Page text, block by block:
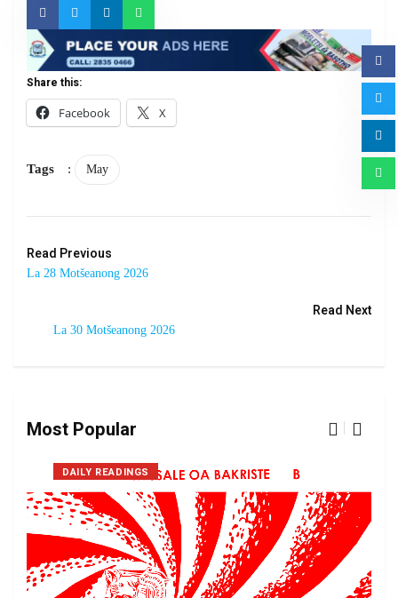
Share this:
Facebook
X
Tags : May
Read Previous
La 28 Motšeanong 2026
Read Next
La 30 Motšeanong 2026
Most Popular
DAILY READINGS